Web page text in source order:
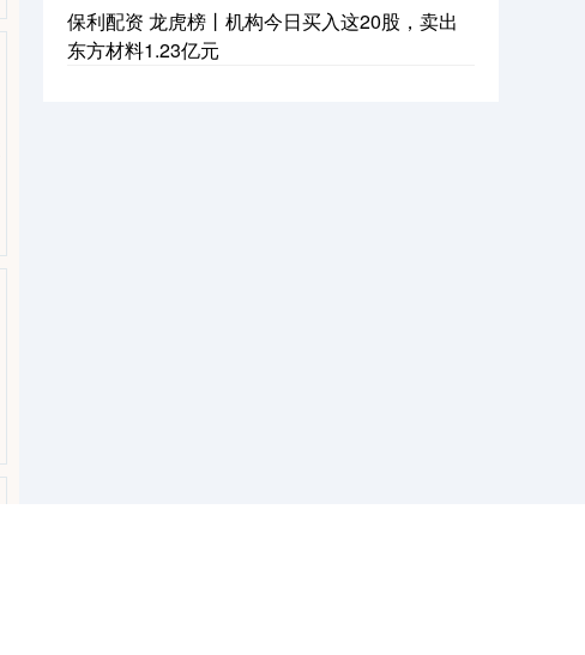
保利配资 龙虎榜丨机构今日买入这20股，卖出
东方材料1.23亿元